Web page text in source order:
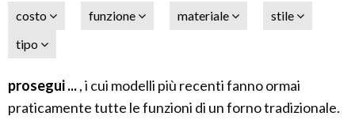
costo funzione materiale
stile
tipo
prosegui ..., i cui modelli più recenti fanno ormai
praticamente tutte le funzioni di un forno tradizionale.